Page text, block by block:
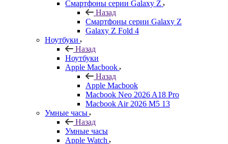
Смартфоны серии Galaxy Z
Назад
Смартфоны серии Galaxy Z
Galaxy Z Fold 4
Ноутбуки
Назад
Ноутбуки
Apple Macbook
Назад
Apple Macbook
Macbook Neo 2026 A18 Pro
Macbook Air 2026 M5 13
Умные часы
Назад
Умные часы
Apple Watch